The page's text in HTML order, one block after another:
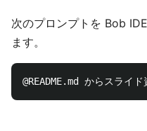
次のプロンプトを Bob
ます。